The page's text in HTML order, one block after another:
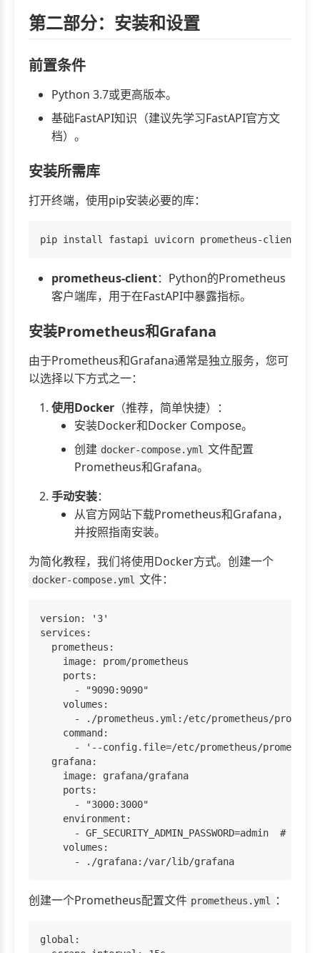
第二部分：安装和设置
前置条件
Python 3.7或更高版本。
基础FastAPI知识（建议先学习FastAPI官方文
档）。
安装所需库
打开终端，使用pip安装必要的库：
prometheus-client：Python的Prometheus
客户端库，用于在FastAPI中暴露指标。
安装Prometheus和Grafana
由于Prometheus和Grafana通常是独立服务，您可
以选择以下方式之一：
使用Docker （推荐，简单快捷）：
安装Docker和Docker Compose。
创建 docker-compose.yml 文件配置
Prometheus和Grafana。
手动安装：
从官方网站下载Prometheus和Grafana，
并按照指南安装。
为简化教程，我们将使用Docker方式。创建一个
docker-compose.yml 文件：
version: '3'
services:
  prometheus:
    image: prom/prometheus
    ports:
      - "9090:9090"
    volumes:
- ./prometheus.yml:/etc/prometheus/
    command:
- '--config.file=/etc/prometheus/
  grafana:
    image: grafana/grafana
    ports:
      - "3000:3000"
    environment:
- GF_SECURITY_ADMIN_PASSWORD=admin  # 设置
    volumes:
创建一个Prometheus配置文件 prometheus.yml ：
global: